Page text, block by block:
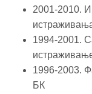
2001-2010.
1994-2001.
1996-2003.
БК